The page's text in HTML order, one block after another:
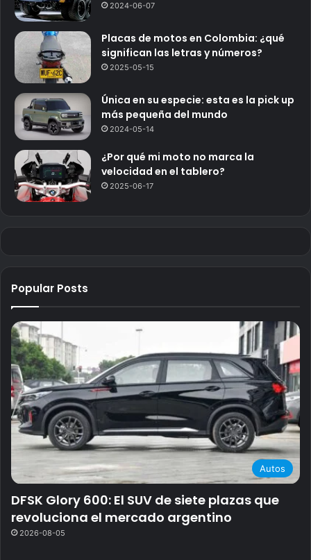
2024-06-07
Placas de motos en Colombia: ¿qué
significan las letras y números?
2025-05-15
Única en su especie: esta es la pick up
más pequeña del mundo
2024-05-14
¿Por qué mi moto no marca la
velocidad en el tablero?
2025-06-17
Popular Posts
Autos
DFSK Glory 600: El SUV de siete plazas que
revoluciona el mercado argentino
2026-08-05